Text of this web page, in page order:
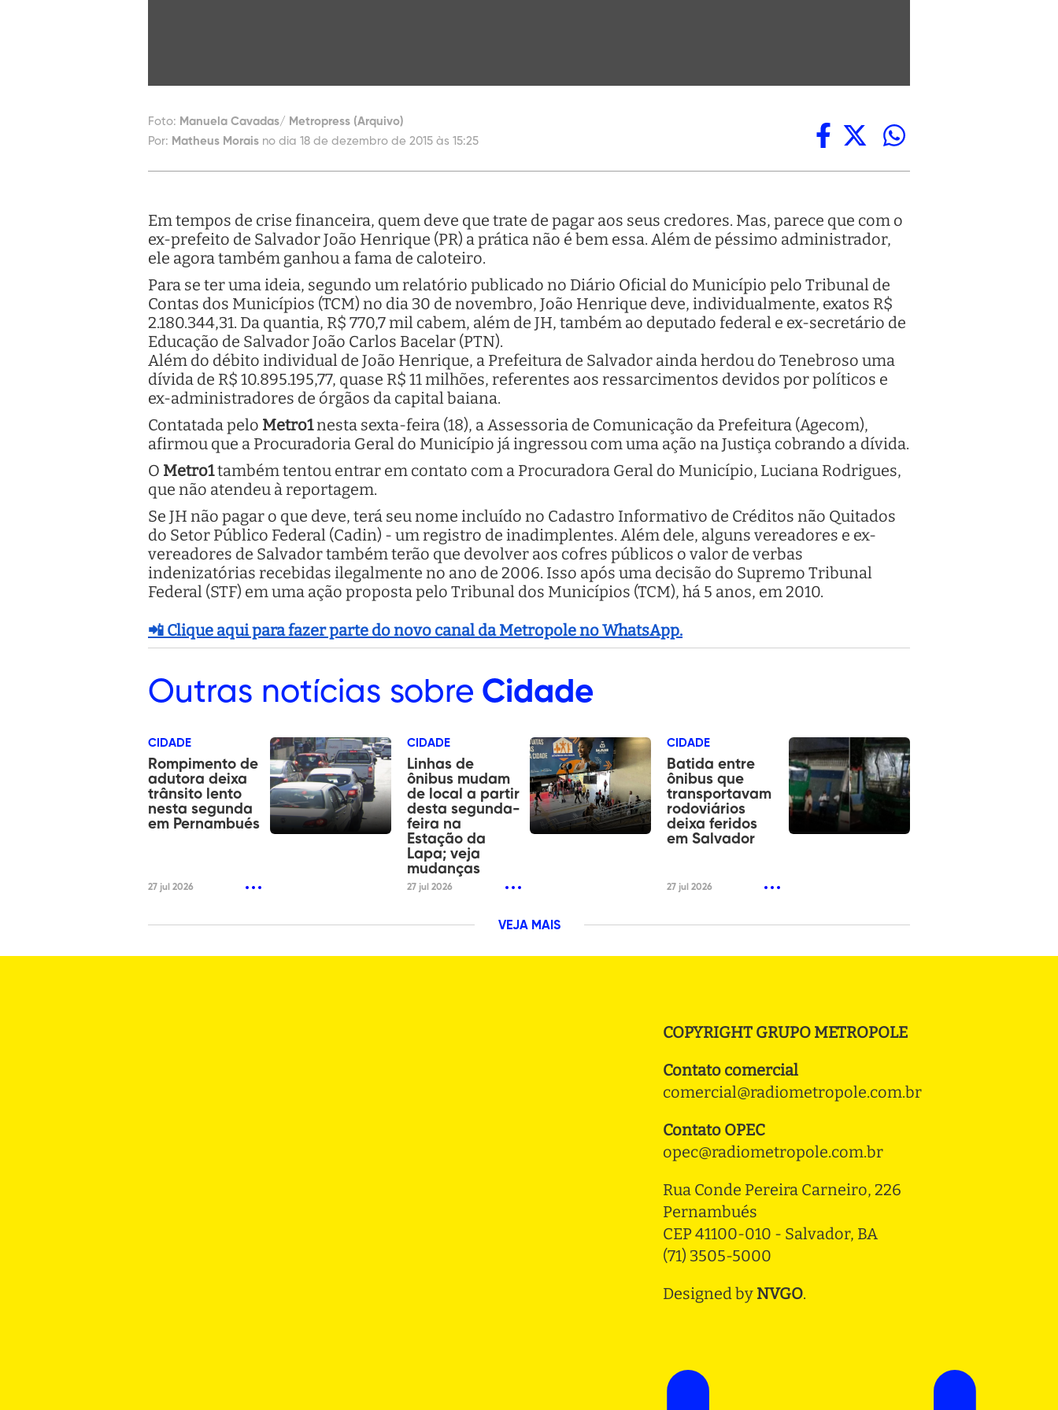
Foto: Manuela Cavadas/ Metropress (Arquivo)
Por: Matheus Morais no dia 18 de dezembro de 2015 às 15:25
Em tempos de crise financeira, quem deve que trate de pagar aos seus credores. Mas, parece que com o
ex-prefeito de Salvador João Henrique (PR) a prática não é bem essa. Além de péssimo administrador,
ele agora também ganhou a fama de caloteiro.
Para se ter uma ideia, segundo um relatório publicado no Diário Oficial do Município pelo Tribunal de
Contas dos Municípios (TCM) no dia 30 de novembro, João Henrique deve, individualmente, exatos R$
2.180.344,31. Da quantia, R$ 770,7 mil cabem, além de JH, também ao deputado federal e ex-secretário de
Educação de Salvador João Carlos Bacelar (PTN).
Além do débito individual de João Henrique, a Prefeitura de Salvador ainda herdou do Tenebroso uma
dívida de R$ 10.895.195,77, quase R$ 11 milhões, referentes aos ressarcimentos devidos por políticos e
ex-administradores de órgãos da capital baiana.
Contatada pelo Metro1nesta sexta-feira (18), a Assessoria de Comunicação da Prefeitura (Agecom),
afirmou que a Procuradoria Geral do Município já ingressou com uma ação na Justiça cobrando a dívida.
O Metro1também tentou entrar em contato com a Procuradora Geral do Município, Luciana Rodrigues,
que não atendeu à reportagem.
Se JH não pagar o que deve, terá seu nome incluído no Cadastro Informativo de Créditos não Quitados
do Setor Público Federal (Cadin) - um registro de inadimplentes. Além dele, alguns vereadores e ex-
vereadores de Salvador também terão que devolver aos cofres públicos o valor de verbas
indenizatórias recebidas ilegalmente no ano de 2006. Isso após uma decisão do Supremo Tribunal
Federal (STF) em uma ação proposta pelo Tribunal dos Municípios (TCM), há 5 anos, em 2010.
📲 Clique aqui para fazer parte do novo canal da Metropole no WhatsApp.
Outras notícias sobre Cidade
CIDADE
Rompimento de
adutora deixa
trânsito lento
nesta segunda
em Pernambués
27 jul 2026
CIDADE
Linhas de
ônibus mudam
de local a partir
desta segunda-
feira na
Estação da
Lapa; veja
mudanças
27 jul 2026
CIDADE
Batida entre
ônibus que
transportavam
rodoviários
deixa feridos
em Salvador
27 jul 2026
VEJA MAIS
COPYRIGHT GRUPO METROPOLE
Contato comercial
comercial@radiometropole.com.br
Contato OPEC
opec@radiometropole.com.br
Rua Conde Pereira Carneiro, 226
Pernambués
CEP 41100-010 - Salvador, BA
(71) 3505-5000
Designed by NVGO.